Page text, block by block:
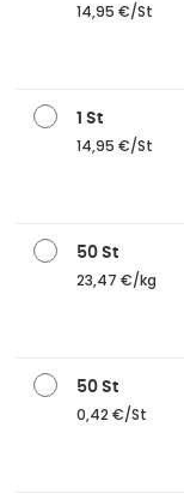
14,95 €/St
1 St
14,95 €/St
50 St
23,47 €/kg
50 St
0,42 €/St